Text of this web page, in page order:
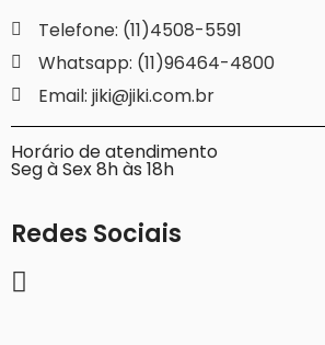
Telefone: (11)4508-5591
Whatsapp: (11)96464-4800
Email: jiki@jiki.com.br
Horário de atendimento
Seg à Sex 8h às 18h
Redes Sociais